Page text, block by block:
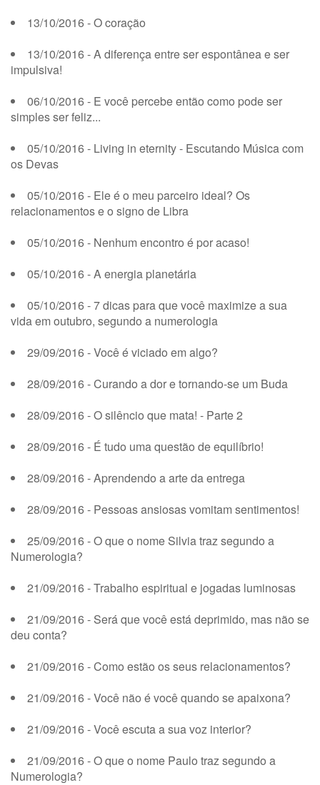
13/10/2016 - O coração
13/10/2016 - A diferença entre ser espontânea e ser
impulsiva!
06/10/2016 - E você percebe então como pode ser
simples ser feliz...
05/10/2016 - Living in eternity - Escutando Música com
os Devas
05/10/2016 - Ele é o meu parceiro ideal? Os
relacionamentos e o signo de Libra
05/10/2016 - Nenhum encontro é por acaso!
05/10/2016 - A energia planetária
05/10/2016 - 7 dicas para que você maximize a sua
vida em outubro, segundo a numerologia
29/09/2016 - Você é viciado em algo?
28/09/2016 - Curando a dor e tornando-se um Buda
28/09/2016 - O silêncio que mata! - Parte 2
28/09/2016 - É tudo uma questão de equilíbrio!
28/09/2016 - Aprendendo a arte da entrega
28/09/2016 - Pessoas ansiosas vomitam sentimentos!
25/09/2016 - O que o nome Silvia traz segundo a
Numerologia?
21/09/2016 - Trabalho espiritual e jogadas luminosas
21/09/2016 - Será que você está deprimido, mas não se
deu conta?
21/09/2016 - Como estão os seus relacionamentos?
21/09/2016 - Você não é você quando se apaixona?
21/09/2016 - Você escuta a sua voz interior?
21/09/2016 - O que o nome Paulo traz segundo a
Numerologia?